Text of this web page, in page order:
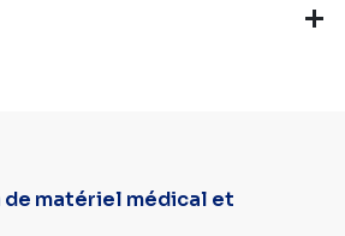
matériel médical et